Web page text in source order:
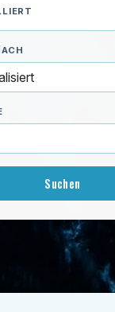
stapeln
harken
gießen
mulchen
räumen
bei Glätte